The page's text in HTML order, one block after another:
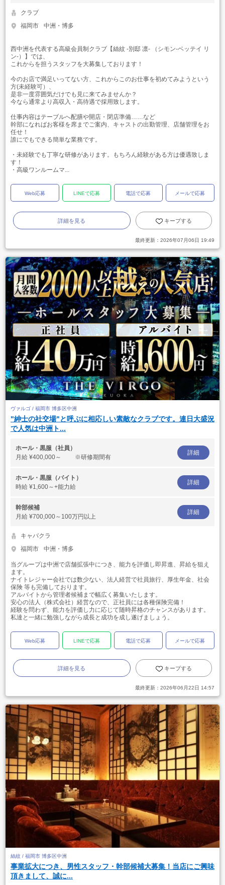
クラブ
福岡市
中洲・博多
西中洲を代表する高級会員制クラブ【絲紋 -別邸 凛- （シモン‐ベッテイ リ
ン‐）】では、
これからを担うスタッフを大募集しております！
今のお店で満足いってない方、これからこのお仕事を初めてみようという
方(未経験可）、
是非一度雰囲気だけでも見に来てみませんか？
今なら通常より高収入・高待遇で採用致します。
仕事内容はテーブルへ配膳や開店・閉店準備……など
幹部になればお客様を席までご案内、キャストの出勤管理、店舗管理をお
任せ！
誰にでもできる簡単な業務です。
・未経験でも丁寧な研修があります。もちろん経験がある方は優遇致しま
す！
・高級ワンルームマ...
Web応募 LINEで応募 電話で応募 メールで応募
詳細を見る キープする
最終更新： 2026年07月06日 19:49
ヴァルゴ / 福岡市 博多区中洲
"紳士の社交場"と呼ぶに相応しい素敵なクラブです。連日大盛況
で人気は中洲ト...
ホール・黒服（社員）
月給 ¥400,000～ ※研修期間有
詳細
ホール・黒服（バイト）
時給 ¥1,600～+能力給
詳細
幹部候補
月給 ¥700,000～100万円以上
詳細
キャバクラ
福岡市
中洲・博多
当グループは中洲で店舗拡張中につき、能力を評価し即昇進、昇給を狙え
ます。
ナイトレジャー会社では数少ない、法人経営で社員旅行、厚生年金、社会
保険 等も完備しております。
アルバイトから管理者候補まで幅広く募集いたします。
安心の法人（株式会社）経営なので、正社員には各種保険完備！
経験を問わず、能力を評価し力に応じて随時昇格のチャンスがあります。
私達と一緒に勉強しながら成長と成功を成し遂げましょう。
Web応募 LINEで応募 電話で応募 メールで応募
詳細を見る キープする
最終更新： 2026年06月22日 14:57
絲紋 / 福岡市 博多区中洲
事業拡大につき、男性スタッフ・幹部候補大募集！当店にご興味
頂きまして、誠に...